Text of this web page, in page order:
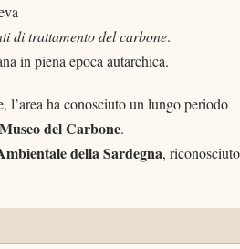
di trattamento del carbone.
in piena epoca autarchica.
l’area ha conosciuto un lungo periodo
Museo del Carbone.
della Sardegna, riconosciuto